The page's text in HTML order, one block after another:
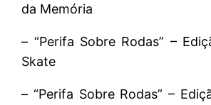
da Memória
– “Perifa Sobre Rodas” –
Skate
– “Perifa Sobre Rodas” –